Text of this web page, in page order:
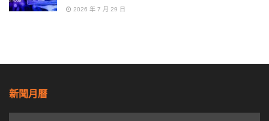
2026 年 7 月 29 日
新聞月曆